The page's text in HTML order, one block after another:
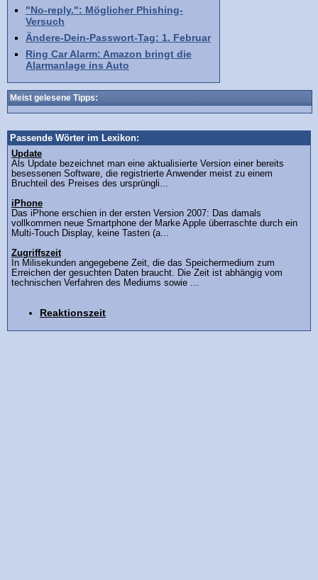
"No-reply.": Möglicher Phishing-
Versuch
Ändere-Dein-Passwort-Tag: 1. Februar
Ring Car Alarm: Amazon bringt die
Alarmanlage ins Auto
Meist gelesene Tipps:
Passende Wörter im Lexikon:
Update
Als Update bezeichnet man eine aktualisierte Version einer bereits
besessenen Software, die registrierte Anwender meist zu einem
Bruchteil des Preises des ursprüngli...
iPhone
Das iPhone erschien in der ersten Version 2007: Das damals
vollkommen neue Smartphone der Marke Apple überraschte durch ein
Multi-Touch Display, keine Tasten (a...
Zugriffszeit
In Milisekunden angegebene Zeit, die das Speichermedium zum
Erreichen der gesuchten Daten braucht. Die Zeit ist abhängig vom
technischen Verfahren des Mediums sowie ...
Reaktionszeit